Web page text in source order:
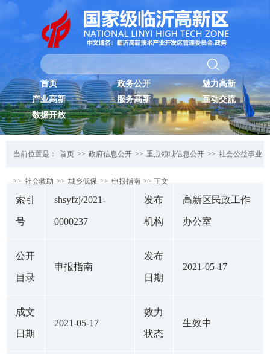
首页 政务公开
魅力高新
产业高新
服务高新
互动交流
数据开放
当前位置是： 首页 >> 政府信息公开 >> 重点领域信息公开 >> 社会公益事业
>> 社会救助 >> 城乡低保 >> 申报指南 >> 正文
索引
号
shsyfzj/2021-
0000237
发布
机构
高新区民政工作
办公室
公开
目录
申报指南
发布
日期
2021-05-17
成文
日期
2021-05-17
效力
状态
生效中